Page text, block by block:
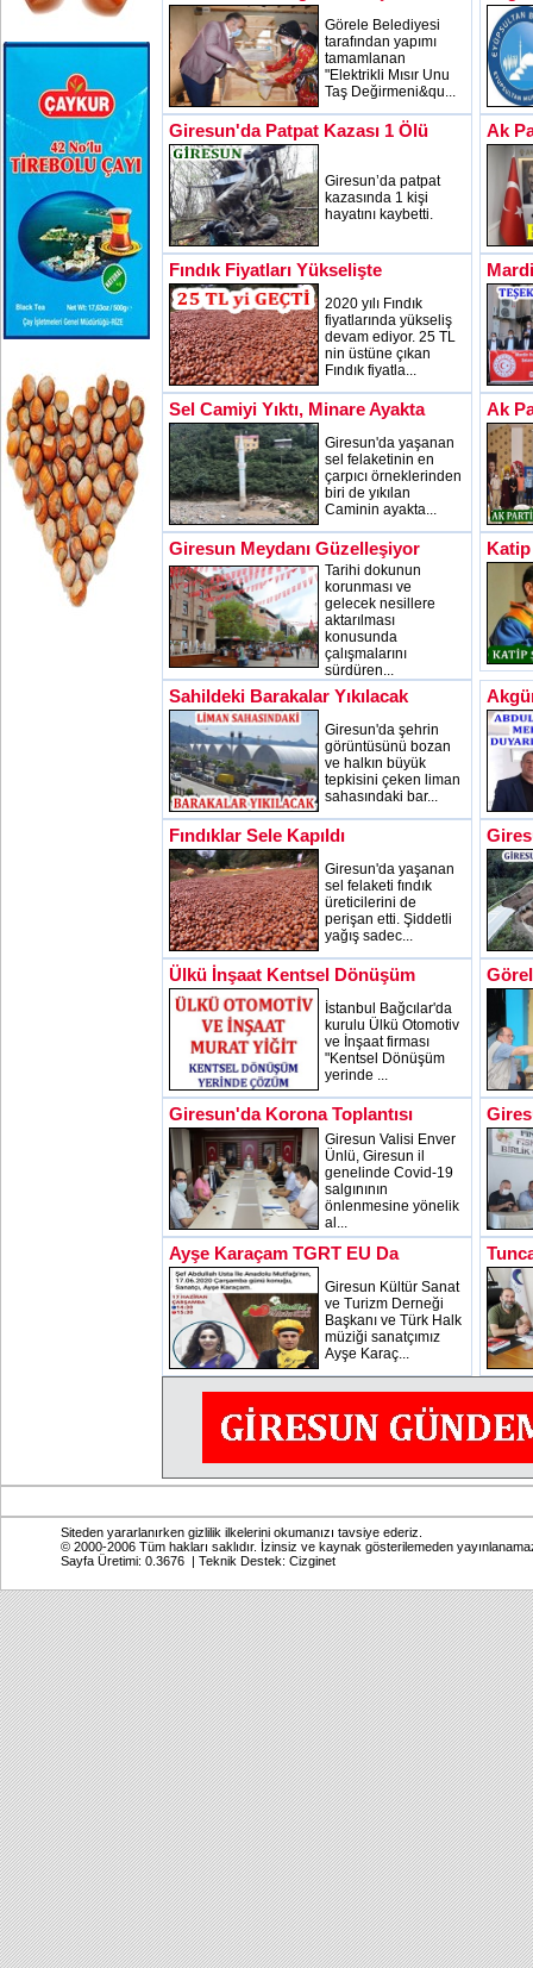
Görele Belediyesi
tarafından yapımı
tamamlanan
"Elektrikli Mısır Unu
Taş Değirmeni&qu...
Giresun'da Patpat Kazası 1 Ölü
Giresun’da patpat
kazasında 1 kişi
hayatını kaybetti.
Ak
Fındık Fiyatları Yükselişte
2020 yılı Fındık
fiyatlarında yükseliş
devam ediyor. 25 TL
nin üstüne çıkan
Fındık fiyatla...
Sel Camiyi Yıktı, Minare Ayakta
Giresun'da yaşanan
sel felaketinin en
çarpıcı örneklerinden
biri de yıkılan
Caminin ayakta...
Ak
Giresun Meydanı Güzelleşiyor
Tarihi dokunun
korunması ve
gelecek nesillere
aktarılması
konusunda
çalışmalarını
sürdüren...
Sahildeki Barakalar Yıkılacak
Giresun'da şehrin
görüntüsünü bozan
ve halkın büyük
tepkisini çeken liman
sahasındaki bar...
Fındıklar Sele Kapıldı
Giresun'da yaşanan
sel felaketi fındık
üreticilerini de
perişan etti. Şiddetli
yağış sadec...
Ülkü İnşaat Kentsel Dönüşüm
İstanbul Bağcılar'da
kurulu Ülkü Otomotiv
ve İnşaat firması
"Kentsel Dönüşüm
yerinde ...
Giresun'da Korona Toplantısı
Giresun Valisi Enver
Ünlü, Giresun il
genelinde Covid-19
salgınının
önlenmesine yönelik
al...
Ayşe Karaçam TGRT EU Da
Giresun Kültür Sanat
ve Turizm Derneği
Başkanı ve Türk Halk
müziği sanatçımız
Ayşe Karaç...
Siteden yararlanırken gizlilik ilkelerini okumanızı tavsiye ederiz.
© 2000-2006 Tüm hakları saklıdır. İzinsiz ve kaynak gösterilemeden
Sayfa Üretimi: 0.3676 | Teknik Destek: Cizginet